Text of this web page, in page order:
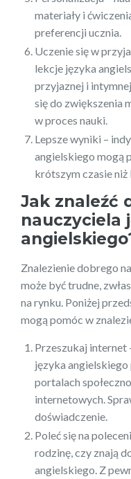
materiały i
preferencji ucznia.
Uczenie się w
lekcje języka
przyjaznej i
się do zwiększenia
w proces nauki.
Lepsze wyniki –
angielskiego mogą
krótszym czasie niż
Jak znaleźć
nauczyciela
Znalezienie dobrego
może być trudne,
na rynku. Poniżej
mogą pomóc w
Przeszukaj internet
języka
portalach
internetowych.
doświadczenie.
Poleć się na
rodzinę, czy znają
angielskiego. Z